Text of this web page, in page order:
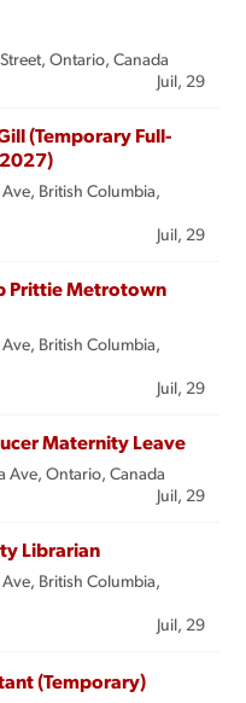
Ontario, Canada
Juil, 29
(Temporary Full-
British Columbia,
Juil, 29
Prittie Metrotown
British Columbia,
Juil, 29
Maternity Leave
Ave, Ontario, Canada
Juil, 29
Librarian
British Columbia,
Juil, 29
(Temporary)